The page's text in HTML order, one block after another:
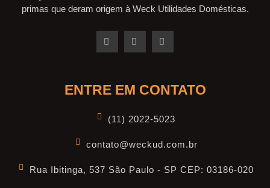
primas que deram origem à Weck Utilidades Domésticas.
ENTRE EM CONTATO
(11) 2022-5023
contato@weckud.com.br
Rua Ibitinga, 537 São Paulo - SP CEP: 03186-020